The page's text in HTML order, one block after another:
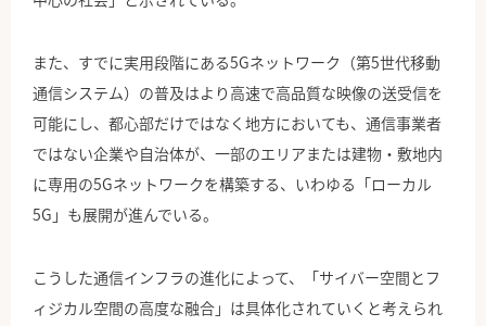
また、すでに実用段階にある5Gネットワーク（第5世代移動
通信システム）の普及はより高速で高品質な映像の送受信を
可能にし、都心部だけではなく地方においても、通信事業者
ではない企業や自治体が、一部のエリアまたは建物・敷地内
に専用の5Gネットワークを構築する、いわゆる「ローカル
5G」も展開が進んでいる。
こうした通信インフラの進化によって、「サイバー空間とフ
ィジカル空間の高度な融合」は具体化されていくと考えられ